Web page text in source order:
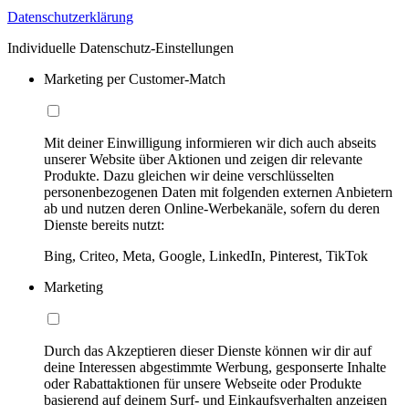
Datenschutzerklärung
Individuelle Datenschutz-Einstellungen
Marketing per Customer-Match
Mit deiner Einwilligung informieren wir dich auch abseits
unserer Website über Aktionen und zeigen dir relevante
Produkte. Dazu gleichen wir deine verschlüsselten
personenbezogenen Daten mit folgenden externen Anbietern
ab und nutzen deren Online-Werbekanäle, sofern du deren
Dienste bereits nutzt:
Bing, Criteo, Meta, Google, LinkedIn, Pinterest, TikTok
Marketing
Durch das Akzeptieren dieser Dienste können wir dir auf
deine Interessen abgestimmte Werbung, gesponserte Inhalte
oder Rabattaktionen für unsere Webseite oder Produkte
basierend auf deinem Surf- und Einkaufsverhalten anzeigen